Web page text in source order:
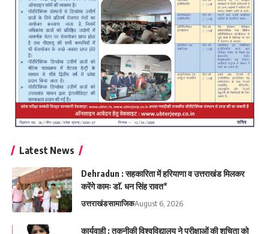
Latest News
Dehradun : सहकारिता में हरियाणा व उत्तराखंड मिलकर
करेंगे कामः डाॅ. धन सिंह रावत*
उत्तराखंडसामाजिकAugust 6, 2026
कार्यवाही : तकनीकी विश्वविद्यालय ने परीक्षाओं की शुचिता को